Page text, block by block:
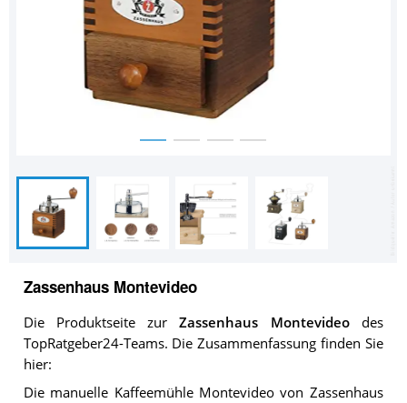
Zassenhaus Montevideo
Die Produktseite zurZassenhaus Montevideodes
TopRatgeber24-Teams. Die Zusammenfassung finden Sie
hier:
Die manuelle Kaffeemühle Montevideo von Zassenhaus